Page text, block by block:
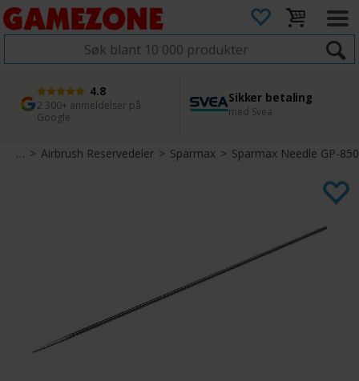
4.8
2 300+ anmeldelser på
Google
Sikker betaling
med Svea
1 dags levering
Bestill innen kl. 12
45 dager returfrist
Enkel retur
>Airbrush Reservedeler>Sparmax>Sparmax Needle GP-850